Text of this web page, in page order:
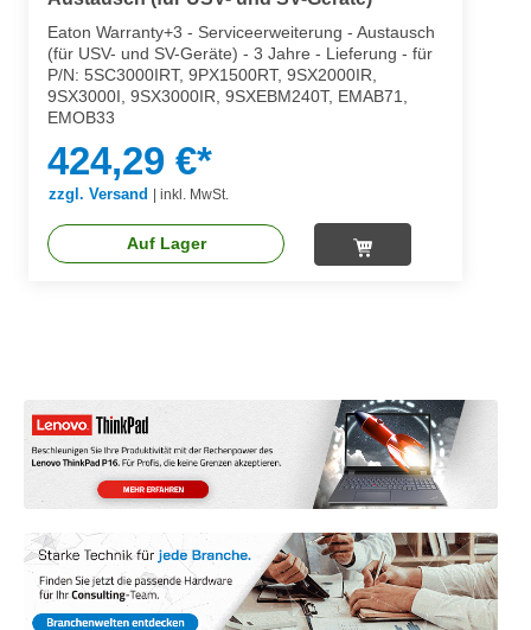
Eaton Warranty+3 - Serviceerweiterung - Austausch
(für USV- und SV-Geräte) - 3 Jahre - Lieferung - für
P/N: 5SC3000IRT, 9PX1500RT, 9SX2000IR,
9SX3000I, 9SX3000IR, 9SXEBM240T, EMAB71,
EMOB33
424,29 €*
zzgl. Versand inkl. MwSt.
Auf Lager